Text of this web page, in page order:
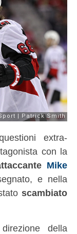
extra-
con la
Mike
e nella
scambiato
della